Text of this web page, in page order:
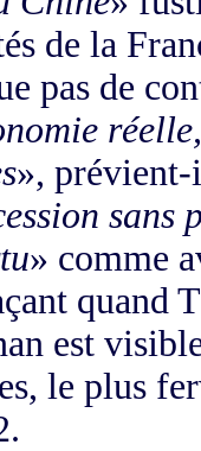
de la
pas de
», prévient-
sans
» comme
quand
est
le plus